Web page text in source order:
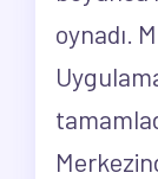
oynadı.